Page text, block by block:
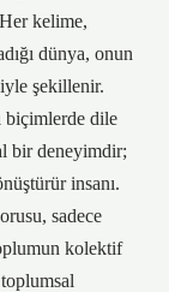
kelime,
dünya, onun
şekillenir.
biçimlerde dile
bir deneyimdir;
insanı.
sadece
kolektif
toplumsal